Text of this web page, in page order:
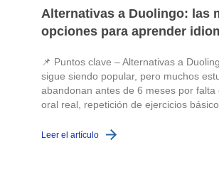
Alternativas a Duolingo: las
opciones para aprender
📌 Puntos clave – Alternativas a
sigue siendo popular, pero muchos
abandonan antes de 6 meses por falta
oral real, repetición de ejercicios
Leer el artículo